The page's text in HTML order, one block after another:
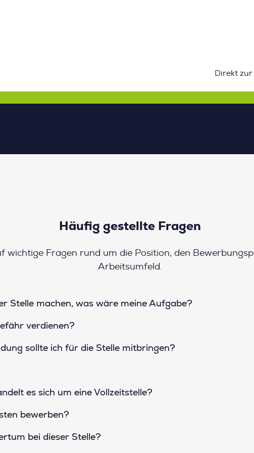
Häufig gestellte Fragen
wichtige Fragen rund um die Position, den
Arbeitsumfeld.
Stelle machen, was wäre meine Aufgabe?
verdienen?
sollte ich für die Stelle mitbringen?
es sich um eine Vollzeitstelle?
bewerben?
bei dieser Stelle?